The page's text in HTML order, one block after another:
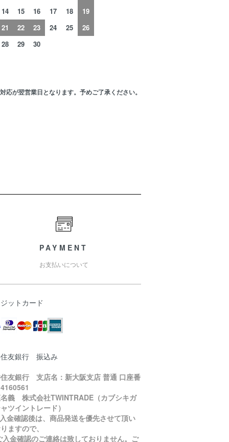
14 15 16 17 18
19
21 22 23 24 25
26
28 29 30
が翌営業日となります。予めご了承ください。
PAYMENT
お支払いについて
ットカード
住友銀行 振込み
友銀行 支店名：新大阪支店 普通 口座番
義 株式会社TWINTRADE（カブシキガ
ツイントレード）
金確認後は、商品発送を優先させて頂い
ますので、
金確認のご連絡は致しておりません。ご